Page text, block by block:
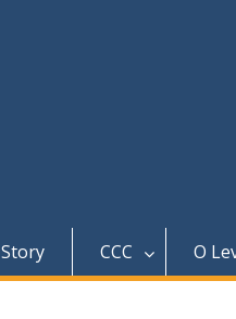
Story CCC O